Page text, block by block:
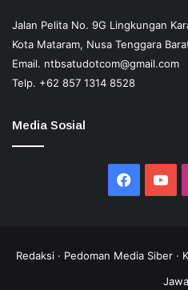
Jalan Pelita No. 9G Lingkungan
Kota Mataram, Nusa Tenggara
Email. ntbsatudotcom@gmail.com
Telp. +62 857 1314 8528
Media Sosial
Redaksi · Pedoman Media Siber ·